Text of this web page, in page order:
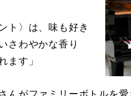
ト〉は、味も好き
さわやかな香り
ます」
がファミリーボトルを